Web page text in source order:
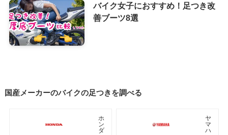
バイク女子におすすめ！足つき改
善ブーツ8選
国産メーカーのバイクの足つきを調べる
ホ
ン
ダ
ヤ
マ
ハ